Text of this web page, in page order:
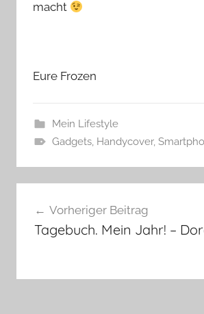
macht
Eure Frozen
Mein Lifestyle
Gadgets, Handycover,
Vorheriger Beitrag
Tagebuch. Mein Jahr! –